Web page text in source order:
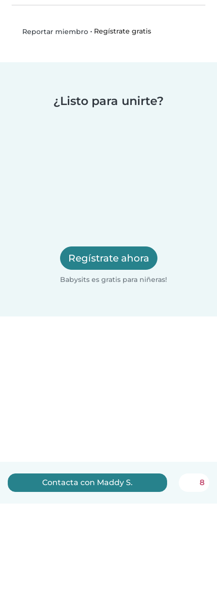
Reportar miembro• Regístrate gratis
¿Listo para unirte?
Regístrate ahora
Babysits es gratis para niñeras!
Contacta con Maddy S. 8